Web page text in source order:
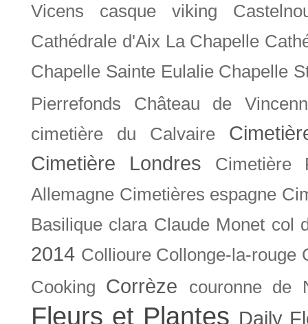
Vicens casque viking
Cathédrale d'Aix La Chapelle
Chapelle Sainte Eulalie Chapelle
Pierrefonds
Château de
cimetière du Calvaire
Cimetière Londres
Cimetière
Allemagne Cimetières espagne
Basilique clara Claude Monet col
2014 Collioure Collonge-la-rouge
Cooking
Corrèze couronne de
Fleurs et Plantes Daily